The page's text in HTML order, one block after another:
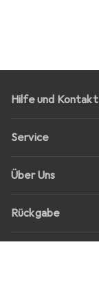
Hilfe und Kontakt
Service
Über Uns
Rückgabe